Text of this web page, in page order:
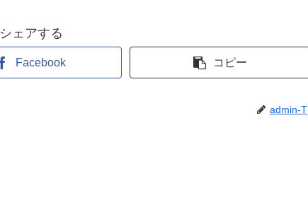
シェアする
Facebook コピー
admin-T